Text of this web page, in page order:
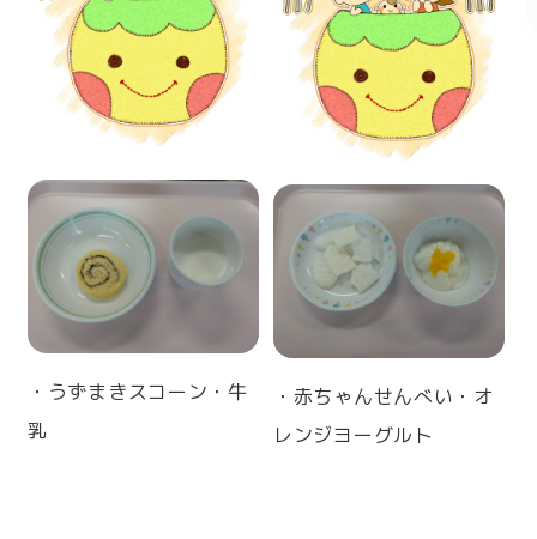
・うずまきスコーン・牛
乳
・赤ちゃんせんべい・オ
レンジヨーグルト